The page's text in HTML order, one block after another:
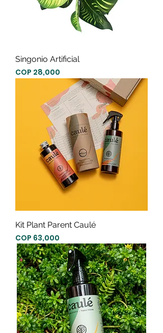
Singonio Artificial
Precio
COP 28,000
Kit Plant Parent Caulé
Precio
COP 63,000